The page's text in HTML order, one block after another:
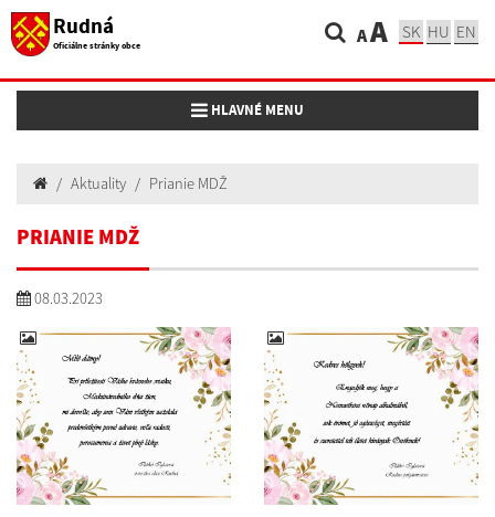
Rudná
Oficiálne stránky obce AA SK HU EN
Toggle navigation
HLAVNÉ MENU
Aktuality Prianie MDŽ
PRIANIE MDŽ
08.03.2023